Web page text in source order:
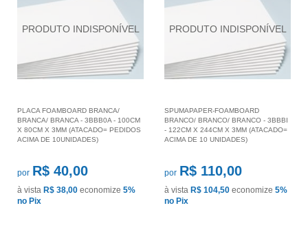
PLACA FOAMBOARD BRANCA/
BRANCA/ BRANCA - 3BBB0A - 100CM
X 80CM X 3MM (ATACADO= PEDIDOS
ACIMA DE 10UNIDADES)
por R$ 40,00
à vista R$ 38,00 economize 5%
no Pix
SPUMAPAPER-FOAMBOARD
BRANCO/ BRANCO/ BRANCO - 3BBBI
- 122CM X 244CM X 3MM (ATACADO=
ACIMA DE 10 UNIDADES)
por R$ 110,00
à vista R$ 104,50 economize 5%
no Pix